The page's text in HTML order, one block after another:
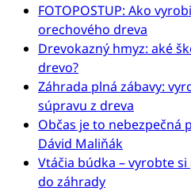
FOTOPOSTUP: Ako
orechového dreva
Drevokazný hmyz: aké
drevo?
Záhrada plná zábavy:
súpravu z dreva
Občas je to nebezpečná
Dávid Maliňák
Vtáčia búdka – vyrobte
do záhrady